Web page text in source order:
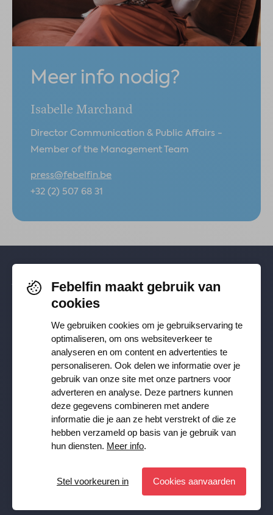
Meer info nodig?
Isabelle Marchand
Director Communication & Public Affairs -
Member of the Management Team
press@febelfin.be
+32 (2) 507 68 31
Volg je ons al? Blijf op de hoogte via
Facebook,TikTok
Instagram.
Ontvang onze nieuwsbrief
JA, ik wil de Febelfin nieuwsbrief ontvangen en ga akkoord
met dePrivacy Policy
Febelfin maakt gebruik van
cookies
We gebruiken cookies om je gebruikservaring te
optimaliseren, om ons websiteverkeer te
analyseren en om content en advertenties te
personaliseren. Ook delen we informatie over je
gebruik van onze site met onze partners voor
adverteren en analyse. Deze partners kunnen
deze gegevens combineren met andere
informatie die je aan ze hebt verstrekt of die ze
hebben verzameld op basis van je gebruik van
hun diensten. Meer info.
Stel voorkeuren in Cookies aanvaarden